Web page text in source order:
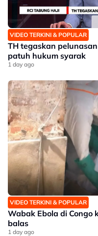
VIDEO TERKINI & POPULAR
TH tegaskan
patuh hukum syarak
1 day ago
VIDEO TERKINI & POPULAR
Wabak Ebola di Congo
balas
1 day ago